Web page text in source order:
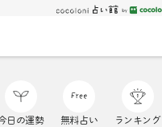
日の運勢 無料占い ランキング